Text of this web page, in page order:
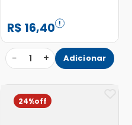
Prolongada
R$ 16,40
− 1 + Adicionar
24%